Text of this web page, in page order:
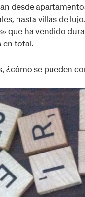
desde
hasta villas de
que ha vendido
en total.
¿cómo se pueden